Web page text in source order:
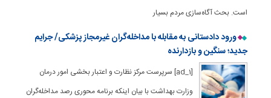
است. بحث آگاه‌سازی مردم بسیار
ورود دادستانی به مقابله با مداخله‌گران غیرمجاز پزشکی/ جرایم
جدید؛ سنگین و بازدارنده
[ad_1] سرپرست مرکز نظارت و اعتبار بخشی امور درمان
وزارت بهداشت با بیان اینکه برنامه محوری رصد مداخله‌گران